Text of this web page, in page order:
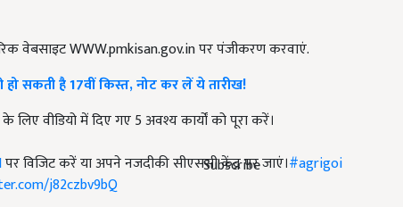
Subscribe
वेबसाइट WWW.pmkisan.gov.in पर पंजीकरण करवाएं.
सकती है 17वीं किस्त, नोट कर लें ये तारीख!
लिए वीडियो में दिए गए 5 अवश्य कार्यों को पूरा करें।
पर विजिट करें या अपने नजदीकी सीएससी केंद्र पर जाएं।#agrigoi
j82czbv9bQ